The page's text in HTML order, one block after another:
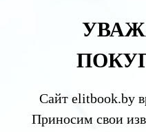
Сайт elitbook.by
Приносим свои